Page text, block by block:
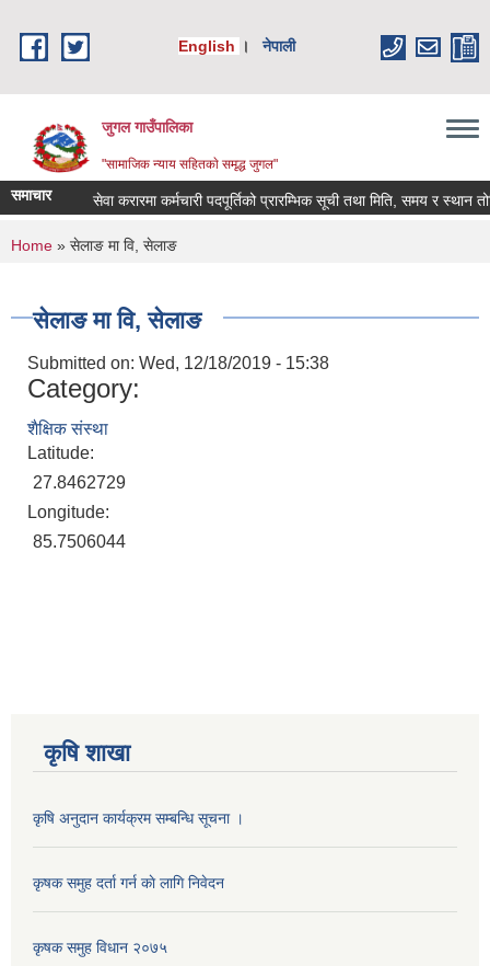
English
। नेपाली
जुगल गाउँपालिका
"सामाजिक न्याय सहितकाे समृद्ध जुगल"
समाचार सेवा करारमा कर्मचारी पदपूर्तिको प्रारम्भिक सूची तथा मिति, समय र स्थान
You are here
Home » सेलाङ मा वि, सेलाङ
सेलाङ मा वि, सेलाङ
Submitted on: Wed, 12/18/2019 - 15:38
Category:
शैक्षिक संस्था
Latitude:
27.8462729
Longitude:
85.7506044
कृषि शाखा
कृषि अनुदान कार्यक्रम सम्बन्धि सूचना ।
कृषक समुह दर्ता गर्न काे लागि निवेदन
कृषक समुह विधान २०७५